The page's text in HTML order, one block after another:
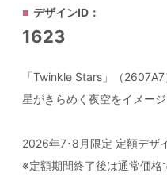
デザインID：
1623
「Twinkle Stars」（2607A7
星がきらめく夜空をイメー
2026年7･8月限定 定額デザ
※定額期間終了後は通常価格